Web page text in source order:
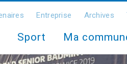
Entreprise Archives
Sport Ma